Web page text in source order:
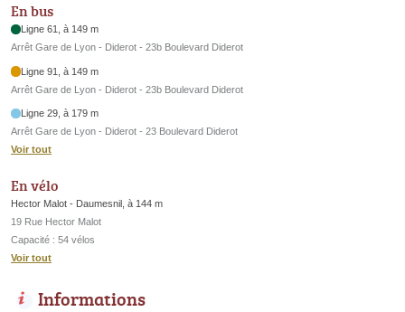
En bus
Ligne 61, à 149 m
Arrêt Gare de Lyon - Diderot - 23b Boulevard Diderot
Ligne 91, à 149 m
Arrêt Gare de Lyon - Diderot - 23b Boulevard Diderot
Ligne 29, à 179 m
Arrêt Gare de Lyon - Diderot - 23 Boulevard Diderot
Voir tout
En vélo
Hector Malot - Daumesnil, à 144 m
19 Rue Hector Malot
Capacité : 54 vélos
Voir tout
Informations